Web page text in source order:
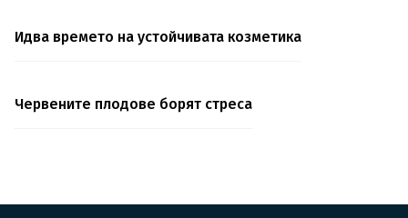
Идва времето на устойчивата козметика
Червените плодове борят стреса